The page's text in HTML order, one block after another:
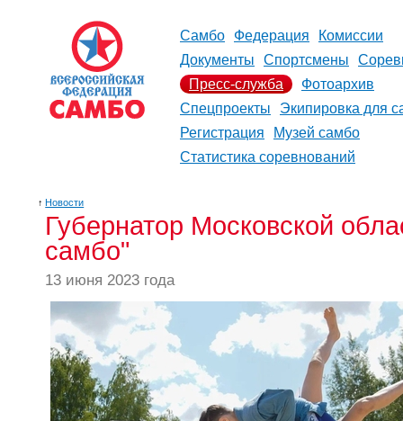
Самбо Федерация
Комиссии
Документы
Спортсмены
Пресс-служба
Фотоархив
Спецпроекты
Экипировка для
Регистрация
Музей самбо
Статистика соревнований
↑ Новости
Губернатор Московской
самбо"
13 июня 2023 года